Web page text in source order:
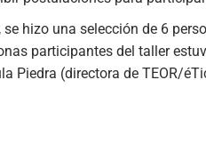
hizo una selección de 6
participantes del taller
Piedra (directora de TEOR/